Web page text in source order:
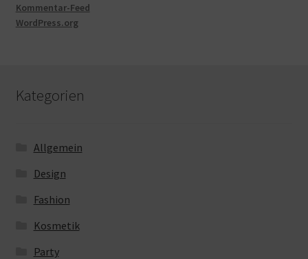
Kommentar-Feed
WordPress.org
Kategorien
Allgemein
Design
Fashion
Kosmetik
Party